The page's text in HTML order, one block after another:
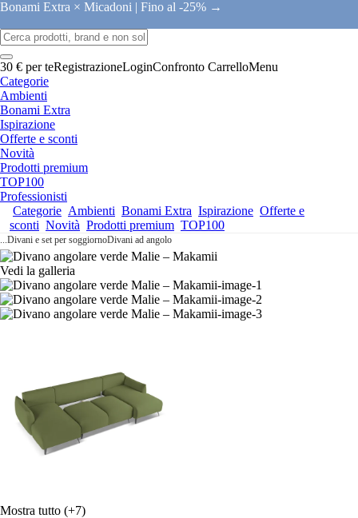
Bonami Extra × Micadoni | Fino al -25% →
30 € per teRegistrazioneLoginConfronto CarrelloMenu
Categorie
Ambienti
Bonami Extra
Ispirazione
Offerte e sconti
Novità
Prodotti premium
TOP100
Professionisti
Categorie Ambienti Bonami Extra Ispirazione Offerte e
sconti Novità Prodotti premium TOP100
...Divani e set per soggiornoDivani ad angolo
Vedi la galleria
Mostra tutto (+7)